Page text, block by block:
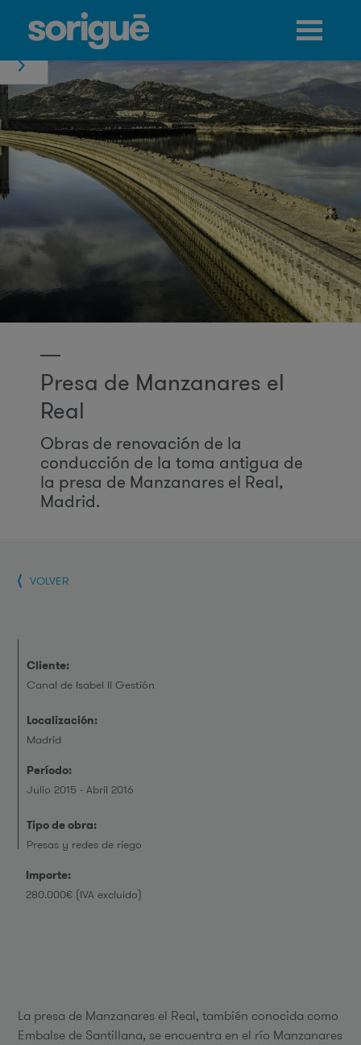
Jump to navigation
Presa de Manzanares el
Real
Obras de renovación de la
conducción de la toma antigua de
la presa de Manzanares el Real,
Madrid.
VOLVER
Cliente:
Canal de Isabel II Gestión
Localización:
Madrid
Período:
Julio 2015 - Abril 2016
Tipo de obra:
Presas y redes de riego
Importe:
280.000€ (IVA excluido)
La presa de Manzanares el Real, también conocida como
Embalse de Santillana, se encuentra en el río Manzanares
Menú